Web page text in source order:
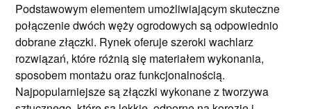
Podstawowym elementem umożliwiającym skuteczne
połączenie dwóch węży ogrodowych są odpowiednio
dobrane złączki. Rynek oferuje szeroki wachlarz
rozwiązań, które różnią się materiałem wykonania,
sposobem montażu oraz funkcjonalnością.
Najpopularniejsze są złączki wykonane z tworzywa